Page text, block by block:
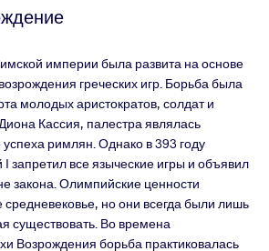
империи была развита на основе
греческих игр. Борьба была
молодых аристократов, солдат и
Кассия, палестра являлась
римлян. Однако в 393 году
запретил все языческие игры и объявил
закона. Олимпийские ценности
средневековье, но они всегда были лишь
существовать. Во времена
Возрождения борьба практиковалась